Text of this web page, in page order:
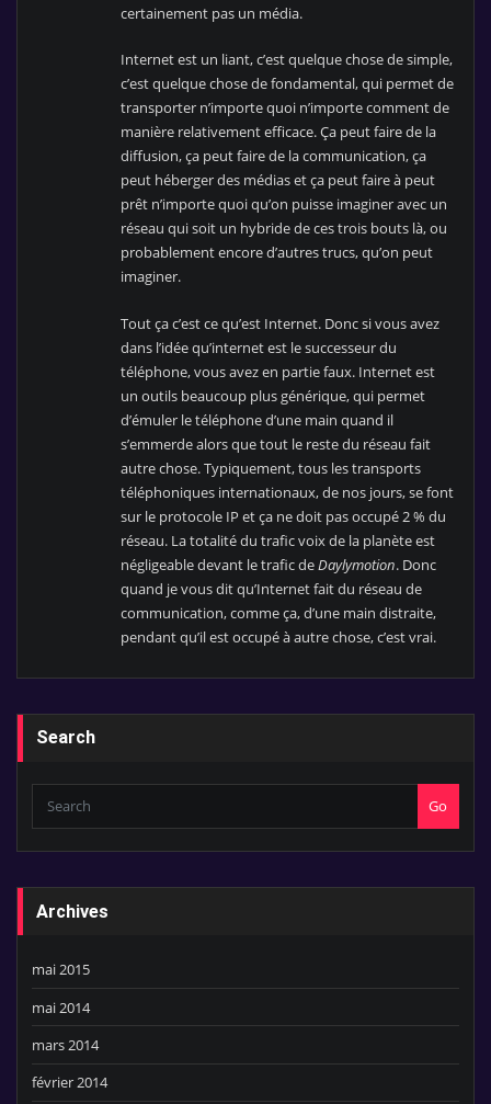
certainement pas un média.
Internet est un liant, c’est quelque chose de simple,
c’est quelque chose de fondamental, qui permet de
transporter n’importe quoi n’importe comment de
manière relativement efficace. Ça peut faire de la
diffusion, ça peut faire de la communication, ça
peut héberger des médias et ça peut faire à peut
prêt n’importe quoi qu’on puisse imaginer avec un
réseau qui soit un hybride de ces trois bouts là, ou
probablement encore d’autres trucs, qu’on peut
imaginer.
Tout ça c’est ce qu’est Internet. Donc si vous avez
dans l’idée qu’internet est le successeur du
téléphone, vous avez en partie faux. Internet est
un outils beaucoup plus générique, qui permet
d’émuler le téléphone d’une main quand il
s’emmerde alors que tout le reste du réseau fait
autre chose. Typiquement, tous les transports
téléphoniques internationaux, de nos jours, se font
sur le protocole IP et ça ne doit pas occupé 2 % du
réseau. La totalité du trafic voix de la planète est
négligeable devant le trafic deDaylymotion. Donc
quand je vous dit qu’Internet fait du réseau de
communication, comme ça, d’une main distraite,
pendant qu’il est occupé à autre chose, c’est vrai.
Search
Go
Archives
mai 2015
mai 2014
mars 2014
février 2014